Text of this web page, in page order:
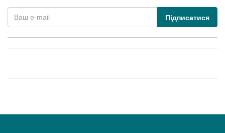
Підписатися